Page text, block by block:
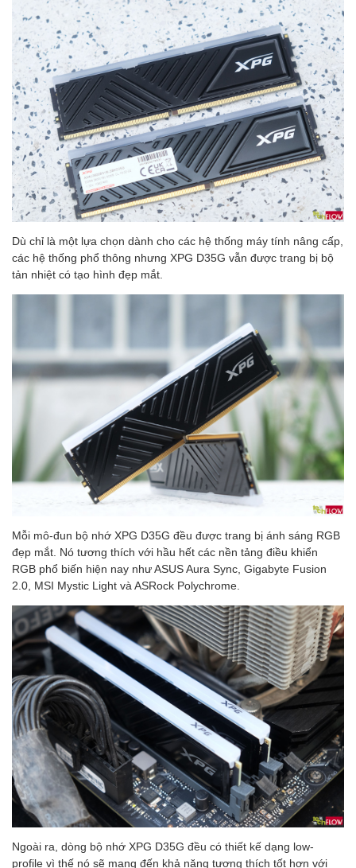
Dù chỉ là một lựa chọn dành cho các hệ thống máy tính nâng cấp,
các hệ thống phổ thông nhưng XPG D35G vẫn được trang bị bộ
tản nhiệt có tạo hình đẹp mắt.
Mỗi mô-đun bộ nhớ XPG D35G đều được trang bị ánh sáng RGB
đẹp mắt. Nó tương thích với hầu hết các nền tảng điều khiển
RGB phổ biến hiện nay như ASUS Aura Sync, Gigabyte Fusion
2.0, MSI Mystic Light và ASRock Polychrome.
Ngoài ra, dòng bộ nhớ XPG D35G đều có thiết kế dạng low-
profile vì thế nó sẽ mang đến khả năng tương thích tốt hơn với